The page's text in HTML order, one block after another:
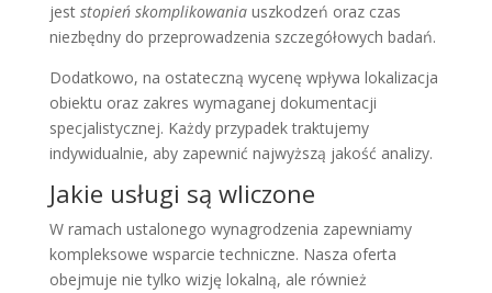
jest stopień skomplikowaniauszkodzeń oraz czas
niezbędny do przeprowadzenia szczegółowych badań.
Dodatkowo, na ostateczną wycenę wpływa lokalizacja
obiektu oraz zakres wymaganej dokumentacji
specjalistycznej. Każdy przypadek traktujemy
indywidualnie, aby zapewnić najwyższą jakość analizy.
Jakie usługi są wliczone
W ramach ustalonego wynagrodzenia zapewniamy
kompleksowe wsparcie techniczne. Nasza oferta
obejmuje nie tylko wizję lokalną, ale również